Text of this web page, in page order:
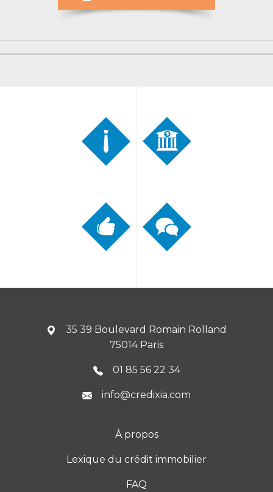
35 39 Boulevard Romain Rolland
75014 Paris
01 85 56 22 34
info@credixia.com
À propos
Lexique du crédit immobilier
FAQ